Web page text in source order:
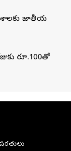
జాతీయ
రూ.100తో